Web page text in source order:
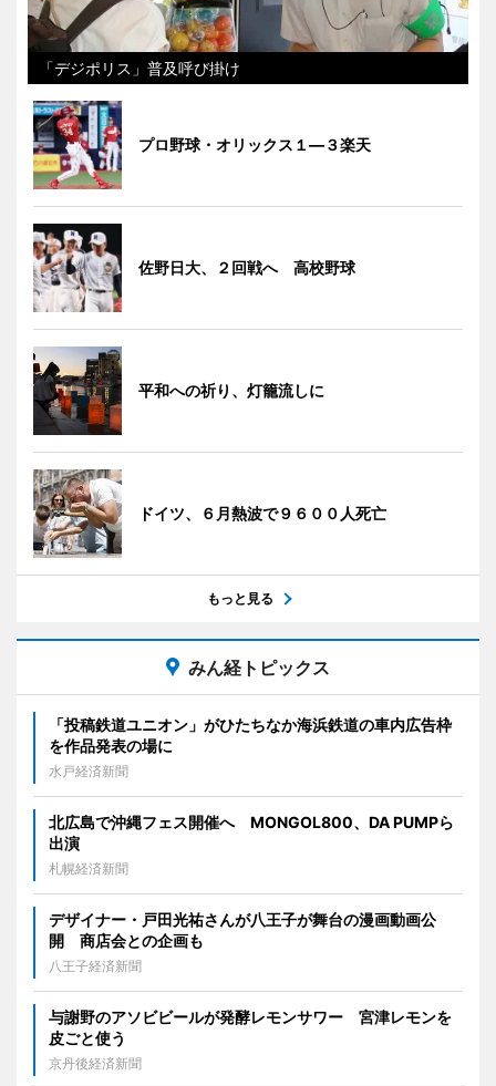
「デジポリス」普及呼び掛け
プロ野球・オリックス１―３楽天
佐野日大、２回戦へ 高校野球
平和への祈り、灯籠流しに
ドイツ、６月熱波で９６００人死亡
もっと見る
みん経トピックス
「投稿鉄道ユニオン」がひたちなか海浜鉄道の車内広告枠
を作品発表の場に
水戸経済新聞
北広島で沖縄フェス開催へ MONGOL800、DA PUMPら
出演
札幌経済新聞
デザイナー・戸田光祐さんが八王子が舞台の漫画動画公
開 商店会との企画も
八王子経済新聞
与謝野のアソビビールが発酵レモンサワー 宮津レモンを
皮ごと使う
京丹後経済新聞